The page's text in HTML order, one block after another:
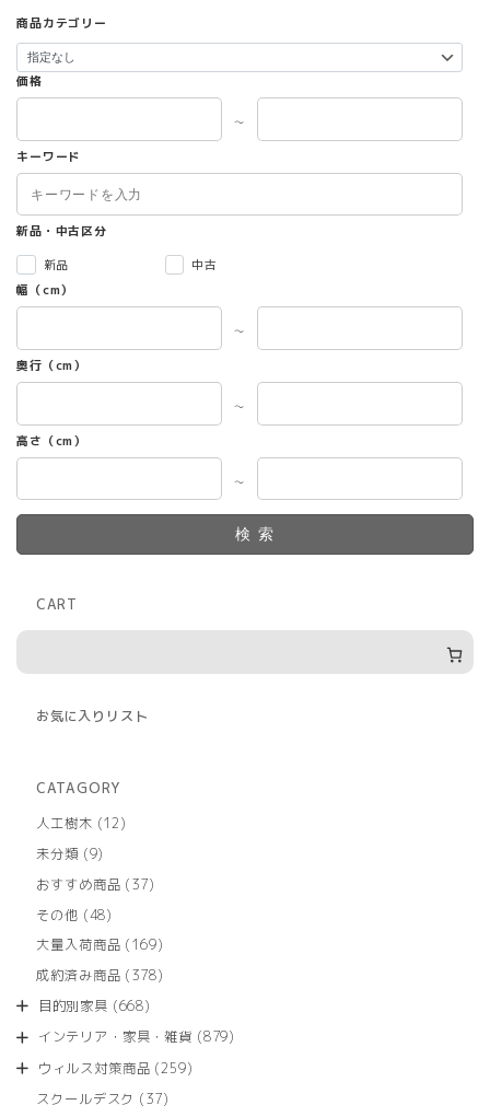
商品カテゴリー
価格
～
キーワード
新品・中古区分
新品
中古
幅（cm）
～
奥行（cm）
～
高さ（cm）
～
検索
CART
お気に入りリスト
CATAGORY
人工樹木
1212
商
未分類 99
の
商
おすすめ商品 3737
商
その他 4848
の
商
大量入荷商品 169169
の
成約済み商品 378378
商
目的別家具 668668
の
商
インテリア・家具・雑貨 879879
ウィルス対策商品 259259
スクールデスク 3737